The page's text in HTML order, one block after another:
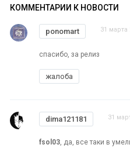
КОММЕНТАРИИ К НОВОСТИ
ponomart 31 марта
спасибо, за релиз
жалоба
dima121181 31
fsol03, да, все таки в